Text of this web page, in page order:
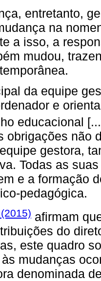
entretanto,
na
a isso, a
mudou,
da equipe
e
educacional
obrigações não
gestora,
Todas as
e a formação
pedagógica.
afirmam
do
este quadro
mudanças
denominada